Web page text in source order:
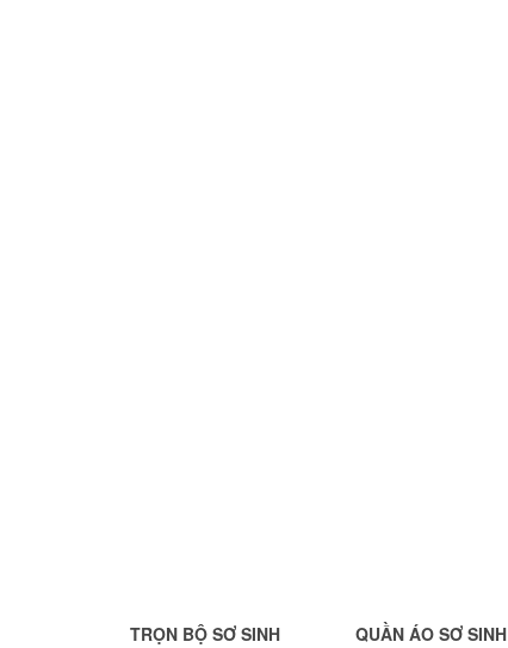
TRỌN BỘ SƠ SINH
QUẦN ÁO SƠ SINH